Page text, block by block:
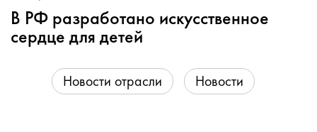
В РФ разработано искусственное
сердце для детей
Новости отрасли Новости